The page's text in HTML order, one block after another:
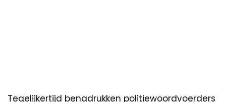
Tegelijkertijd benadrukken politiewoordvoerders